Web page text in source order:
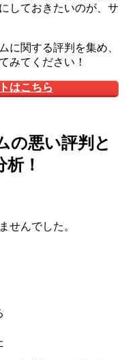
しておきたいのが、サ
に関する評判を集め、
みてください！
はこちら
の悪い評判と
！
せんでした。